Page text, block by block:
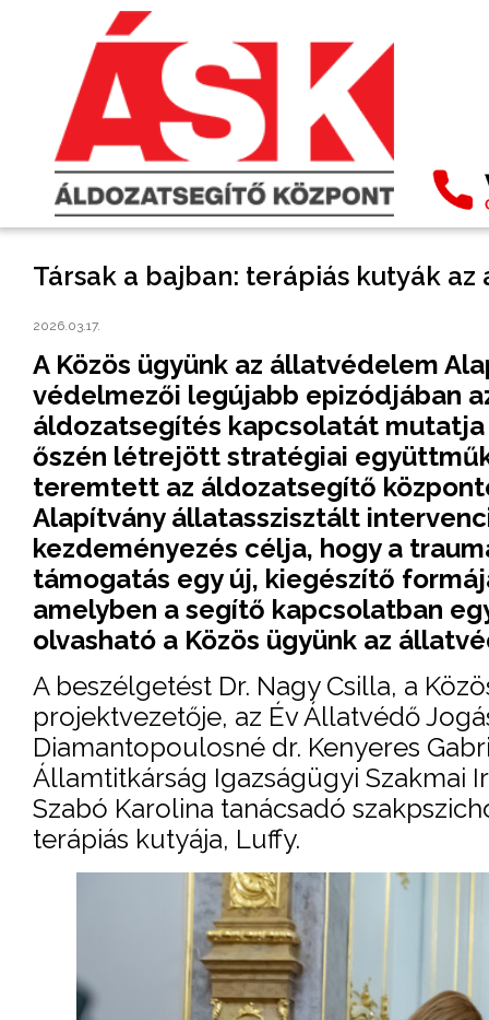
Társak a bajban: terápiás kutyák
2026.03.17.
A Közös ügyünk az állatvédelem
védelmezői legújabb epizódjában
áldozatsegítés kapcsolatát
őszén létrejött stratégiai
teremtett az áldozatsegítő
Alapítvány állatasszisztált
kezdeményezés célja, hogy a
támogatás egy új, kiegészítő
amelyben a segítő kapcsolatban
olvasható a Közös ügyünk az
A beszélgetést Dr. Nagy Csilla, a
projektvezetője, az Év Állatvédő
Diamantopoulosné dr. Kenyeres
Államtitkárság Igazságügyi Szakmai
Szabó Karolina tanácsadó
terápiás kutyája, Luffy.